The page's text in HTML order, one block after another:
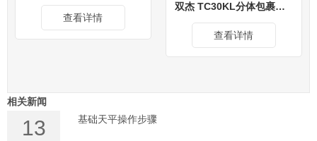
查看详情
双杰 TC30KL分体包裹秤30kg/1g 电子天平 电子秤 一级代理
查看详情
相关新闻
13 基础天平操作步骤